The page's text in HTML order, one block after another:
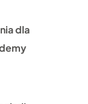
dla